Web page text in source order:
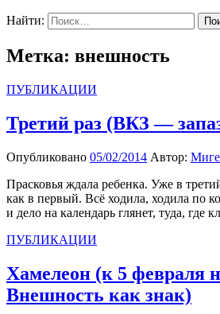
Найти:
Метка: внешность
ПУБЛИКАЦИИ
Третий раз (ВКЗ —
Опубликовано 05/02/2014 Автор:
Прасковья ждала ребенка. Уже в
как в первый. Всё ходила, ходила по
и дело на календарь глянет, туда, где
ПУБЛИКАЦИИ
Хамелеон (к 5 февраля
Внешность как знак)